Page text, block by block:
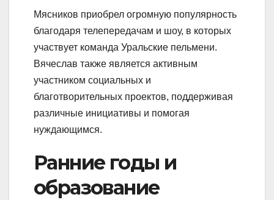
Мясников приобрел огромную популярность
благодаря телепередачам и шоу, в которых
участвует команда Уральские пельмени.
Вячеслав также является активным
участником социальных и
благотворительных проектов, поддерживая
различные инициативы и помогая
нуждающимся.
Ранние годы и
образование